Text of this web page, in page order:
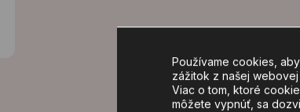
Používame cookies,
zážitok z našej webovej
Viac o tom, ktoré
môžete vypnúť, sa